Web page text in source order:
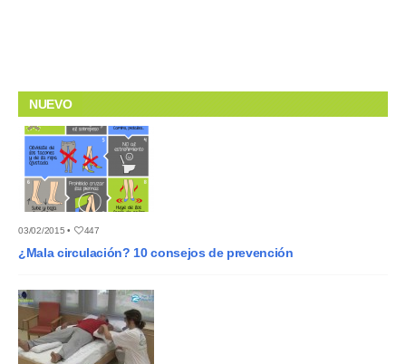
NUEVO
03/02/2015 • 447
¿Mala circulación? 10 consejos de prevención